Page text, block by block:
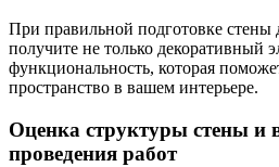
При правильной подготовке
получите не только декоративный
функциональность, которая
пространство в вашем интерьере.
Оценка структуры стены и
проведения работ